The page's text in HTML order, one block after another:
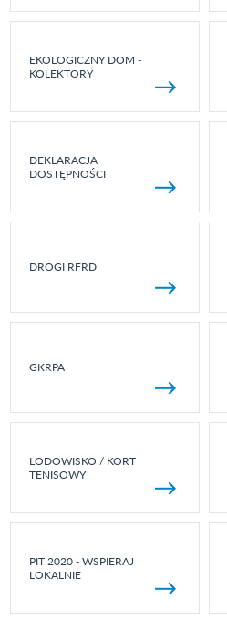
EKOLOGICZNY DOM -
KOLEKTORY
DEKLARACJA
DOSTĘPNOŚCI
DROGI RFRD
GKRPA
LODOWISKO / KORT
TENISOWY
PIT 2020 - WSPIERAJ
LOKALNIE